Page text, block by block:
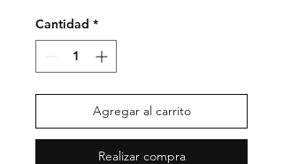
Cantidad *
Agregar al carrito
Realizar compra